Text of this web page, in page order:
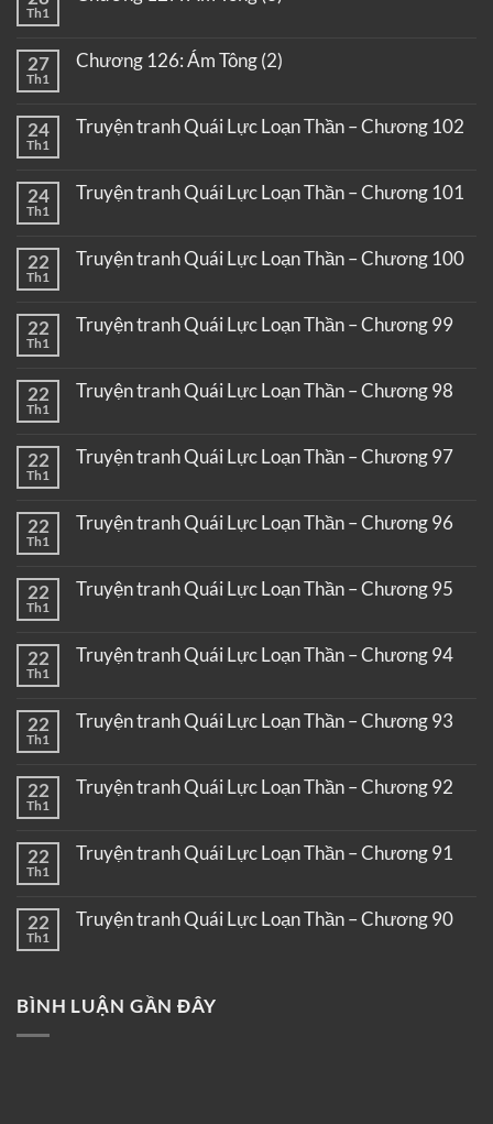
Th1
27
Th1
Chương 126: Ám Tông (2)
24
Th1
Truyện tranh Quái Lực Loạn Thần – Chương 102
24
Th1
Truyện tranh Quái Lực Loạn Thần – Chương 101
22
Th1
Truyện tranh Quái Lực Loạn Thần – Chương 100
22
Th1
Truyện tranh Quái Lực Loạn Thần – Chương 99
22
Th1
Truyện tranh Quái Lực Loạn Thần – Chương 98
22
Th1
Truyện tranh Quái Lực Loạn Thần – Chương 97
22
Th1
Truyện tranh Quái Lực Loạn Thần – Chương 96
22
Th1
Truyện tranh Quái Lực Loạn Thần – Chương 95
22
Th1
Truyện tranh Quái Lực Loạn Thần – Chương 94
22
Th1
Truyện tranh Quái Lực Loạn Thần – Chương 93
22
Th1
Truyện tranh Quái Lực Loạn Thần – Chương 92
22
Th1
Truyện tranh Quái Lực Loạn Thần – Chương 91
22
Th1
Truyện tranh Quái Lực Loạn Thần – Chương 90
BÌNH LUẬN GẦN ĐÂY